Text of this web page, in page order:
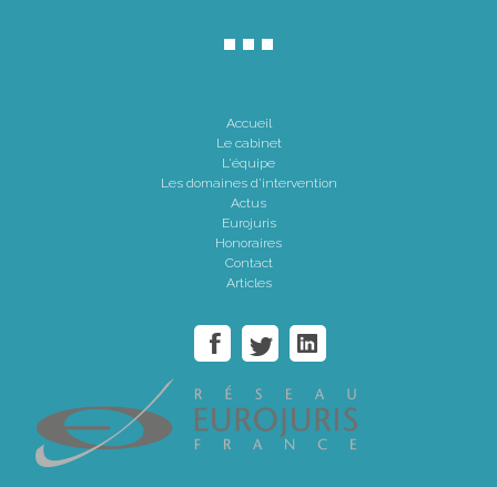
Accueil
Le cabinet
L'équipe
Les domaines d'intervention
Actus
Eurojuris
Honoraires
Contact
Articles